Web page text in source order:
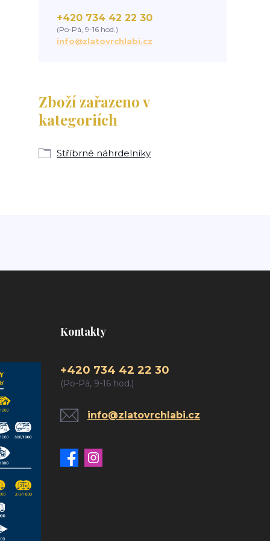
Zboží zařazeno v
kategoriích
Stříbrné náhrdelníky
+420 734 42 22 30
(Po-Pá, 9-16 hod.)
info@zlatovrchlabi.cz
Kontakty
+420 734 42 22 30
(Po-Pá, 9-16 hod.)
info@zlatovrchlabi.cz